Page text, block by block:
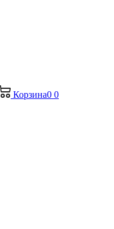
Корзина0 0